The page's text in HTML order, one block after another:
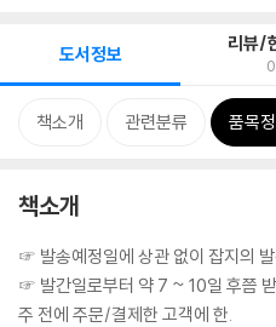
도서정보 리뷰/
0
책소개 관련분류 품목
책소개
☞ 발송예정일에 상관 없이 잡지의
☞ 발간일로부터 약 7 ~ 10일 후쯤
주 전에 주문/결제한 고객에 한.